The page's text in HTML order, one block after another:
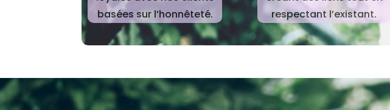
basées sur l’honnêteté.
respectant l’existant.